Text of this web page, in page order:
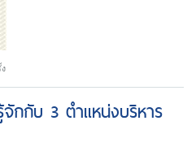
กกับ 3 ตำแหน่งบริหาร